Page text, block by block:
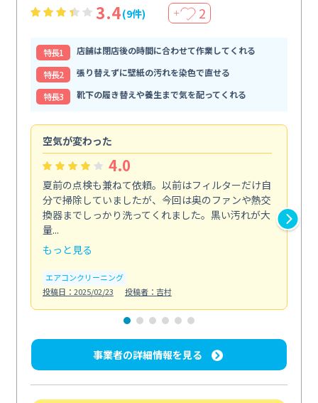
3.4(9件) ＋ 2
特⻑1
店舗は閉店後の時間に合わせて作業してくれる
特⻑2
張り替えずに壁紙の汚れを染色で直せる
特⻑3
靴下の履き替えや養生まで気を配ってくれる
空気が変わった
4.0
夏前の点検も兼ねて依頼。以前はフィルターだけ自
分で掃除していましたが、今回は奥のファンや熱交
換器までしっかり洗ってくれました。黒い汚れが大
量...
もっと見る
エアコンクリーニング
投稿日：2025/02/23
投稿者：吉村
事業者の詳細情報を見る